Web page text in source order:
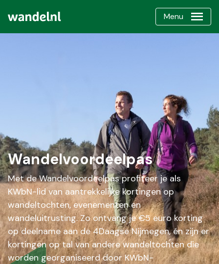
Menu
Wandelvoordeelpas
Met de Wandelvoordeelpas profiteer je als
KWbN-lid van aantrekkelijke kortingen op
wandeltochten, evenementen en
wandeluitrusting. Zo ontvang je €5 euro korting
op deelname aan de 4Daagse Nijmegen, én zijn er
kortingen op tal van andere wandeltochten die
worden georganiseerd door KWbN-